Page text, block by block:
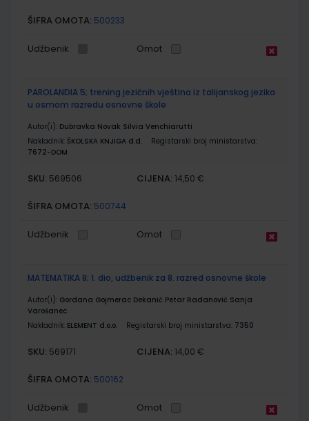
ŠIFRA OMOTA: 500233
Udžbenik Omot
PAROLANDIA 5; trening jezičnih vještina iz talijanskog jezika
u osmom razredu osnovne škole
Autor(i): Dubravka Novak Silvia Venchiarutti
Nakladnik: ŠKOLSKA KNJIGA d.d.
Registarski broj ministarstva:
7672-DOM
SKU: 569506 CIJENA: 14,50 €
ŠIFRA OMOTA: 500744
Udžbenik Omot
MATEMATIKA 8; 1. dio, udžbenik za 8. razred osnovne škole
Autor(i): Gordana Gojmerac Dekanić Petar Radanović Sanja
Varošanec
Nakladnik: ELEMENT d.o.o. Registarski broj ministarstva: 7350
SKU: 569171 CIJENA: 14,00 €
ŠIFRA OMOTA: 500162
Udžbenik Omot